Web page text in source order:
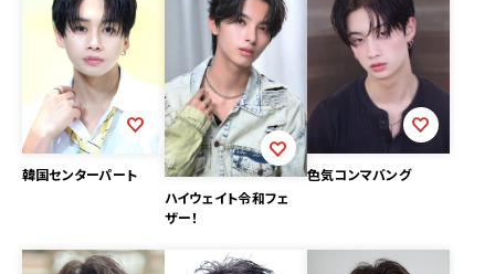
韓国センターパート
ハイウェイト令和フェ
ザー！
色気コンマバング